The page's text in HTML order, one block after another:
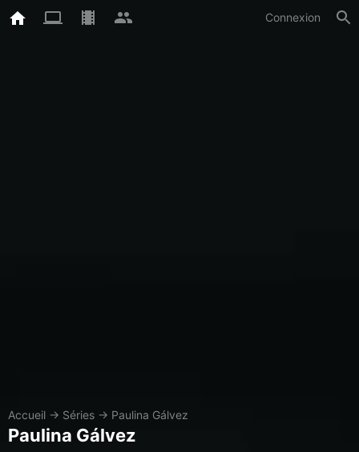
Connexion
Accueil → Séries → Paulina Gálvez
Paulina Gálvez